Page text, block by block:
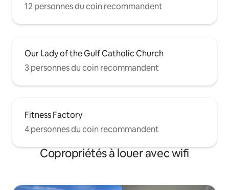
12 personnes du coin recommandent
Our Lady of the Gulf Catholic Church
3 personnes du coin recommandent
Fitness Factory
4 personnes du coin recommandent
Copropriétés à louer avec wifi